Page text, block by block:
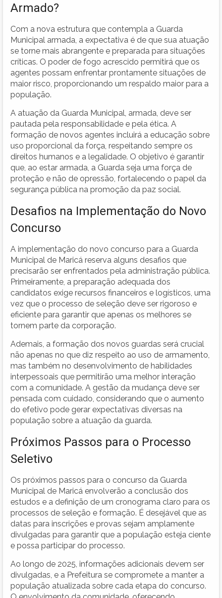
Armado?
Com a nova estrutura que contempla a Guarda
Municipal armada, a expectativa é de que sua atuação
se torne mais abrangente e preparada para situações
críticas. O poder de fogo acrescido permitirá que os
agentes possam enfrentar prontamente situações de
maior risco, proporcionando um respaldo maior para a
população.
A atuação da Guarda Municipal, armada, deve ser
pautada pela responsabilidade e pela ética. A
formação de novos agentes incluirá a educação sobre
uso proporcional da força, respeitando sempre os
direitos humanos e a legalidade. O objetivo é garantir
que, ao estar armada, a Guarda seja uma força de
proteção e não de opressão, fortalecendo o papel da
segurança pública na promoção da paz social.
Desafios na Implementação do Novo
Concurso
A implementação do novo concurso para a Guarda
Municipal de Maricá reserva alguns desafios que
precisarão ser enfrentados pela administração pública.
Primeiramente, a preparação adequada dos
candidatos exige recursos financeiros e logísticos, uma
vez que o processo de seleção deve ser rigoroso e
eficiente para garantir que apenas os melhores se
tornem parte da corporação.
Ademais, a formação dos novos guardas será crucial
não apenas no que diz respeito ao uso de armamento,
mas também no desenvolvimento de habilidades
interpessoais que permitirão uma melhor interação
com a comunidade. A gestão da mudança deve ser
pensada com cuidado, considerando que o aumento
do efetivo pode gerar expectativas diversas na
população sobre a atuação da guarda.
Próximos Passos para o Processo
Seletivo
Os próximos passos para o concurso da Guarda
Municipal de Maricá envolverão a conclusão dos
estudos e a definição de um cronograma claro para os
processos de seleção e formação. É desejável que as
datas para inscrições e provas sejam amplamente
divulgadas para garantir que a população esteja ciente
e possa participar do processo.
Ao longo de 2025, informações adicionais devem ser
divulgadas, e a Prefeitura se compromete a manter a
população atualizada sobre cada etapa do concurso.